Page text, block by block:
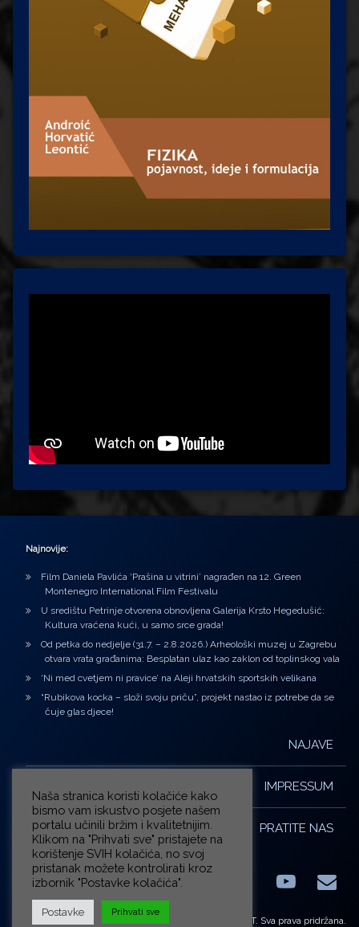
Najnovije:
Film Daniela Pavlića ‘Prašina u vitrini’ nagrađen na 12. Green
Montenegro International Film Festivalu
U središtu Petrinje otvorena obnovljena Galerija Krsto Hegedušić:
Kultura vraćena kući, u samo srce grada!
Od petka do nedjelje (31.7. – 2.8.2026.) Arheološki muzej u Zagrebu
otvara vrata građanima: Besplatan ulaz kao zaklon od toplinskog vala
‘Ni med cvetjem ni pravice’ na Aleji hrvatskih sportskih velikana
“Rubikova kocka – složi svoju priču”, projekt nastao iz potrebe da se
čuje glas djece!
NAJAVE
IMPRESSUM
PRATITE NAS
FacebookLinkedIn E-
© ZG-KULT. Sva prava pridržana.
Naša stranica koristi kolačiće kako
bismo vam iskustvo posjete našem
portalu učinili bržim i kvalitetnijim.
Klikom na "Prihvati sve" pristajete na
korištenje SVIH kolačića, no svoj
pristanak možete kontrolirati kroz
izbornik "Postavke kolačića".
Postavke Prihvati sve